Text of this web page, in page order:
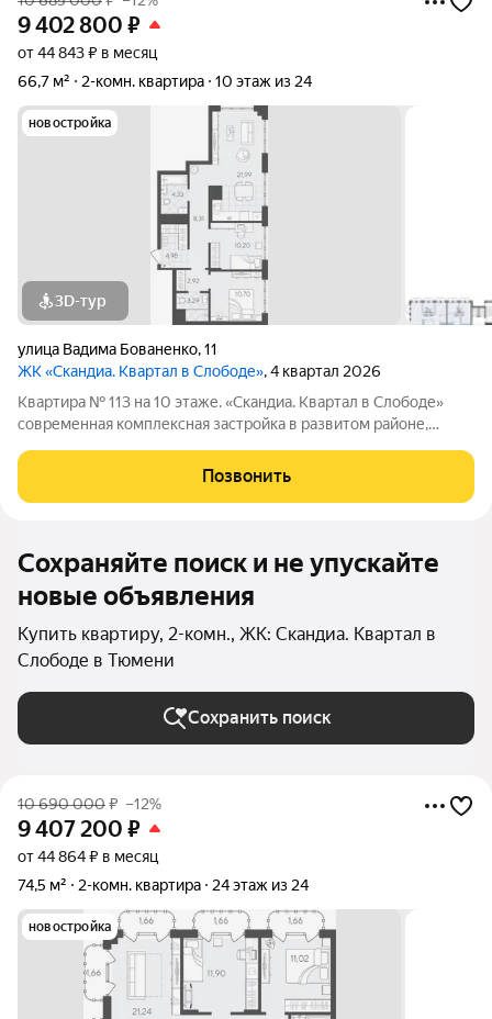
9 402 800 ₽
от 44 843 ₽ в месяц
66,7 м²
2-комн. квартира 10 этаж из 24
новостройка
3D-тур
улица Вадима Бованенко,11
ЖК «Скандиа. Квартал в Слободе», 4 квартал 2026
Квартира № 113 на 10 этаже. «Скандиа. Квартал в Слободе»
современная комплексная застройка в развитом районе,
многоуровневых паркингов. Доминантами проекта станут две
24-этажные секции. Квартал
Позвонить
Сохраняйте поиск и не упускайте
новые объявления
Купить квартиру, 2-комн., ЖК: Скандиа. Квартал в
Слободе в Тюмени
Сохранить поиск
10 690 000₽ –12%
9 407 200 ₽
от 44 864 ₽ в месяц
74,5 м²
2-комн. квартира 24 этаж из 24
новостройка